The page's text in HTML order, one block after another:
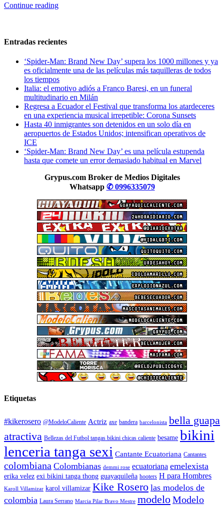
Continue reading
Entradas recientes
‘Spider-Man: Brand New Day’ supera los 1000 millones y ya
es oficialmente una de las películas más taquilleras de todos
los tiempos
Italia: el emotivo adiós a Franco Baresi, en un funeral
multitudinario en Milán
Regresa a Ecuador el Festival que transforma los atardeceres
en una experiencia musical irrepetible: Corona Sunsets
Hasta 40 inmigrantes son detenidos en un solo día en
aeropuertos de Estados Unidos; intensifican operativos de
ICE
‘Spider-Man: Brand New Day’ es una película estupenda
hasta que comete un error demasiado habitual en Marvel
Grypus.com Broker de Medios Digitales
Whatsapp ✆ 0996335079
Etiquetas
#kikerosero @ModeloCaliente Actriz axe bandera barcelonista bella guapa
atractiva Bellezas del Futbol tangas bikini chicas caliente besame bikini
lenceria tanga sexi Cantante Ecuatoriana Cantantes
colombiana Colombianas demmi rose ecuatoriana emelexista
erika velez exi bikini tanga thong guayaquileña hooters H para Hombres
Karoll Villamizar karol villamizar Kike Rosero las modelos de
colombia Laura Serrano Marcia Pilar Bravo Mestre modeloModelo